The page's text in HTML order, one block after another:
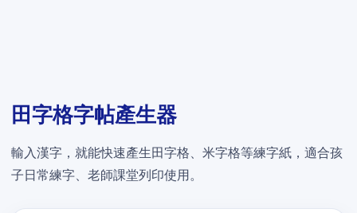
田字格字帖產生器
輸入漢字，就能快速產生田字格、米字格等練字紙，適合孩
子日常練字、老師課堂列印使用。